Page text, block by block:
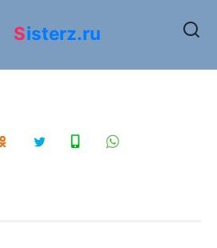
Sisterz.ru